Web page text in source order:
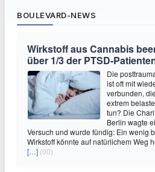
BOULEVARD-NEWS
Wirkstoff aus Cannabis
über 1/3 der PTSD-
Die
ist oft mit
verbunden,
extrem
tun? Die
Berlin wagte
Versuch und wurde fündig: Ein wenig
Wirkstoff könnte auf natürlichem Weg
[…] (00)